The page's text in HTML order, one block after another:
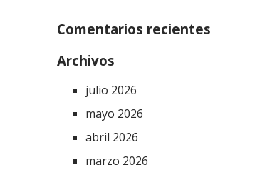
Comentarios recientes
Archivos
julio 2026
mayo 2026
abril 2026
marzo 2026